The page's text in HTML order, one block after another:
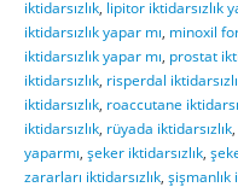
iktidarsızlık lipitor iktidarsızlık
iktidarsızlık yapar mı minoxil
iktidarsızlık yapar mı prostat
iktidarsızlık risperdal
iktidarsızlık roaccutane
iktidarsızlık rüyada iktidarsızlık
yaparmı şeker iktidarsızlık
zararları iktidarsızlık şişmanlık